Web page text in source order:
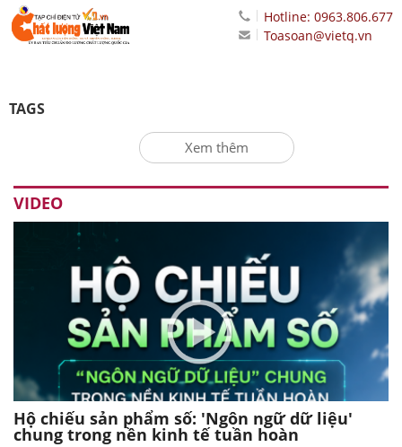
Hotline: 0963.806.677
Toasoan@vietq.vn
TAGS
Xem thêm
VIDEO
Hộ chiếu sản phẩm số: 'Ngôn ngữ dữ liệu'
chung trong nền kinh tế tuần hoàn